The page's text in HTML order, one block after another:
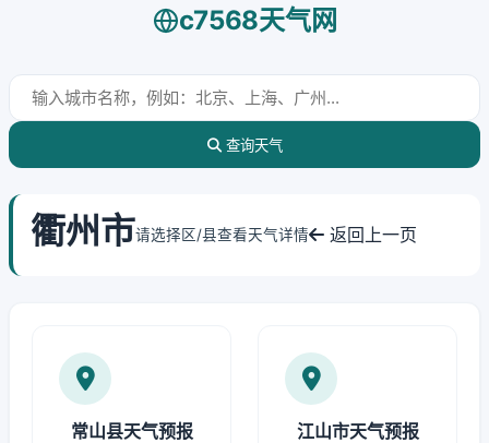
c7568天气网
查询天气
衢州市请选择区/县查看天气详情 返回上一页
常山县天气预报 江山市天气预报